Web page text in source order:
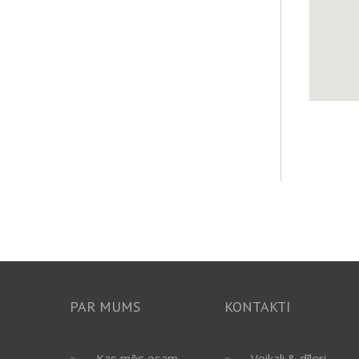
PAR MUMS KONTAKTI